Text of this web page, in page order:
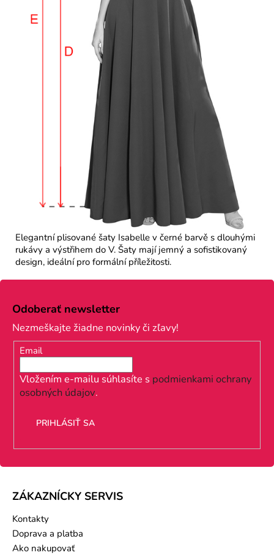
Elegantní plisované šaty Isabelle v černé barvě s dlouhými
rukávy a výstřihem do V. Šaty mají jemný a sofistikovaný
design, ideální pro formální příležitosti.
Z
Odoberať newsletter
Nezmeškajte žiadne novinky či zľavy!
Email
Vložením e-mailu súhlasíte s podmienkami ochrany
osobných údajov.
PRIHLÁSIŤ SA
ZÁKAZNÍCKY SERVIS
Kontakty
Doprava a platba
Ako nakupovať